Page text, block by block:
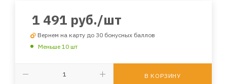
1 491 руб./шт
Вернем на карту до 30 бонусных баллов
Меньше 10 шт
В КОРЗИНУ